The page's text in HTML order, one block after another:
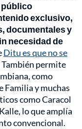
público
exclusivo,
documentales y
necesidad de
Ditu es que no se
También permite
como
Familia y muchas
como Caracol
lo que amplía
convencional.